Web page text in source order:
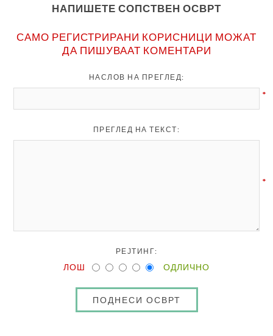
НАПИШЕТЕ СОПСТВЕН ОСВРТ
САМО РЕГИСТРИРАНИ КОРИСНИЦИ МОЖАТ
ДА ПИШУВААТ КОМЕНТАРИ
НАСЛОВ НА ПРЕГЛЕД:
*
ПРЕГЛЕД НА ТЕКСТ:
*
РЕЈТИНГ:
ЛОШ ОДЛИЧНО